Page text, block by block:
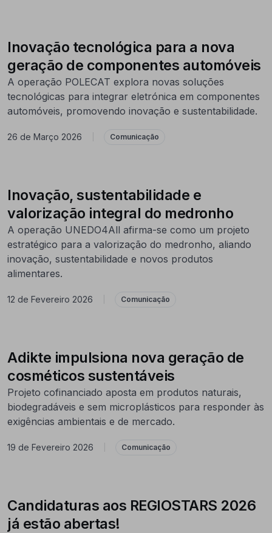
Inovação tecnológica para a nova
geração de componentes automóveis
A operação POLECAT explora novas soluções
tecnológicas para integrar eletrónica em componentes
automóveis, promovendo inovação e sustentabilidade.
26 de Março 2026 Comunicação
Inovação, sustentabilidade e
valorização integral do medronho
A operação UNEDO4All afirma-se como um projeto
estratégico para a valorização do medronho, aliando
inovação, sustentabilidade e novos produtos
alimentares.
12 de Fevereiro 2026 Comunicação
Adikte impulsiona nova geração de
cosméticos sustentáveis
Projeto cofinanciado aposta em produtos naturais,
biodegradáveis e sem microplásticos para responder às
exigências ambientais e de mercado.
19 de Fevereiro 2026 Comunicação
Candidaturas aos REGIOSTARS 2026
já estão abertas!